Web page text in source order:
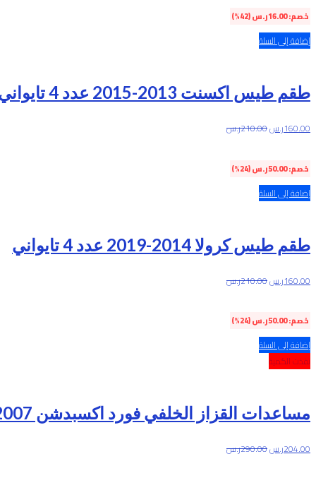
خصم:16.00ر.س(42%)
إضافة إلى السلة
طقم طيس اكسنت 2013-2015 عدد 4 تايواني
160.00ر.س210.00ر.س
خصم:50.00ر.س(24%)
إضافة إلى السلة
طقم طيس كرولا 2014-2019 عدد 4 تايواني
160.00ر.س210.00ر.س
خصم:50.00ر.س(24%)
إضافة إلى السلة
نفذت الكمية
مساعدات القزاز الخلفي فورد اكسبدشن 2007-2017
204.00ر.س290.00ر.س